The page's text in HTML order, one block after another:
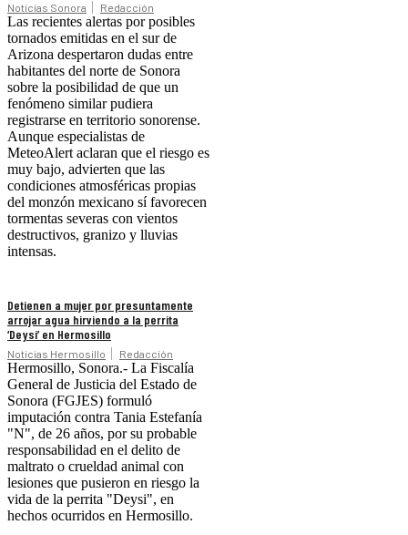
Noticias Sonora Redacción
Las recientes alertas por posibles
tornados emitidas en el sur de
Arizona despertaron dudas entre
habitantes del norte de Sonora
sobre la posibilidad de que un
fenómeno similar pudiera
registrarse en territorio sonorense.
Aunque especialistas de
MeteoAlert aclaran que el riesgo es
muy bajo, advierten que las
condiciones atmosféricas propias
del monzón mexicano sí favorecen
tormentas severas con vientos
destructivos, granizo y lluvias
intensas.
Detienen a mujer por presuntamente
arrojar agua hirviendo a la perrita
‘Deysi’ en Hermosillo
Noticias Hermosillo Redacción
Hermosillo, Sonora.- La Fiscalía
General de Justicia del Estado de
Sonora (FGJES) formuló
imputación contra Tania Estefanía
"N", de 26 años, por su probable
responsabilidad en el delito de
maltrato o crueldad animal con
lesiones que pusieron en riesgo la
vida de la perrita "Deysi", en
hechos ocurridos en Hermosillo.